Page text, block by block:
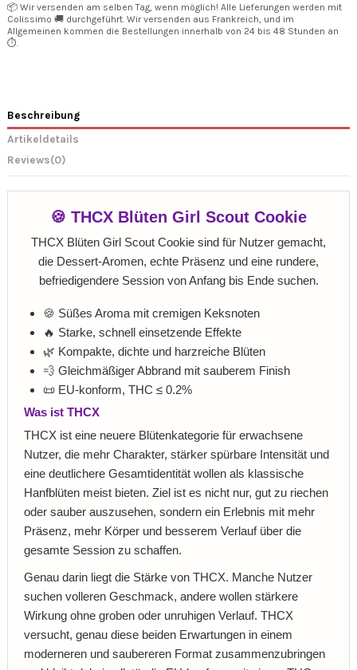
📦 Wir versenden am selben Tag, wenn möglich! Alle Lieferungen werden mit
Colissimo 🚚 durchgeführt. Wir versenden aus Frankreich, und im
Allgemeinen kommen die Bestellungen innerhalb von 24 bis 48 Stunden an
⏱️.
Beschreibung
Artikeldetails
Reviews(0)
🍪 THCX Blüten Girl Scout Cookie
THCX Blüten Girl Scout Cookie sind für Nutzer gemacht,
die Dessert-Aromen, echte Präsenz und eine rundere,
befriedigendere Session von Anfang bis Ende suchen.
🍪 Süßes Aroma mit cremigen Keksnoten
🔥 Starke, schnell einsetzende Effekte
🌿 Kompakte, dichte und harzreiche Blüten
💨 Gleichmäßiger Abbrand mit sauberem Finish
📜 EU-konform, THC ≤ 0.2%
Was ist THCX
THCX ist eine neuere Blütenkategorie für erwachsene
Nutzer, die mehr Charakter, stärker spürbare Intensität und
eine deutlichere Gesamtidentität wollen als klassische
Hanfblüten meist bieten. Ziel ist es nicht nur, gut zu riechen
oder sauber auszusehen, sondern ein Erlebnis mit mehr
Präsenz, mehr Körper und besserem Verlauf über die
gesamte Session zu schaffen.
Genau darin liegt die Stärke von THCX. Manche Nutzer
suchen volleren Geschmack, andere wollen stärkere
Wirkung ohne groben oder unruhigen Verlauf. THCX
versucht, genau diese beiden Erwartungen in einem
moderneren und saubereren Format zusammenzubringen